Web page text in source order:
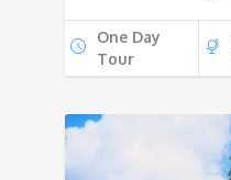
One Day
Tour